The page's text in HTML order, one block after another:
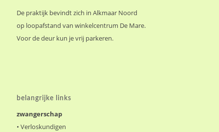
De praktijk bevindt zich in Alkmaar Noord
op loopafstand van winkelcentrum De Mare.
Voor de deur kun je vrij parkeren.
belangrijke links
zwangerschap
• Verloskundigen